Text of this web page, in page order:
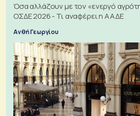
Όσα αλλάζουν με τον «ενεργό
ΟΣΔΕ 2026 - Τι αναφέρει η ΑΑΔΕ
Ανθή Γεωργίου